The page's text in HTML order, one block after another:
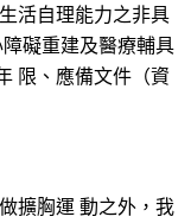
活自理能力之非具
礙重建及醫療輔具
限、應備文件（資
擴胸運 動之外，我